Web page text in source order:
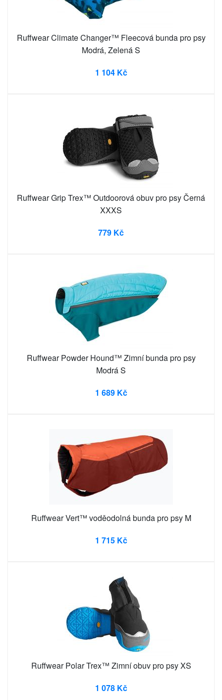
Ruffwear Climate Changer™ Fleecová bunda pro psy
Modrá, Zelená S
1 104 Kč
Ruffwear Grip Trex™ Outdoorová obuv pro psy Černá
XXXS
779 Kč
Ruffwear Powder Hound™ Zimní bunda pro psy
Modrá S
1 689 Kč
Ruffwear Vert™ voděodolná bunda pro psy M
1 715 Kč
Ruffwear Polar Trex™ Zimní obuv pro psy XS
1 078 Kč